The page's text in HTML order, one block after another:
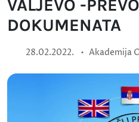
VALJEVO -
DOKUMENATA
28.02.2022. • Akademija